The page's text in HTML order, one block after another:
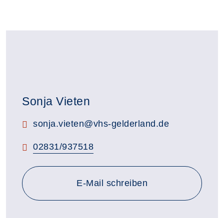
Sonja Vieten
E-Mail:
sonja.vieten@vhs-gelderland.de
Telefon:
02831/937518
E-Mail schreiben